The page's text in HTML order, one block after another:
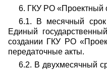
6. ГКУ РО
6.1. В месячный
Единый
создании ГКУ РО
передаточные акты.
6.2. В двухмесячный